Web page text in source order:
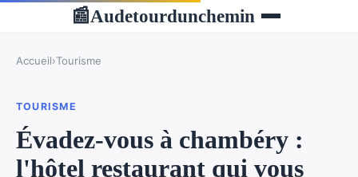
📰Audetourdunchemin
Accueil›Tourisme
TOURISME
Évadez-vous à chambéry :
l'hôtel restaurant qui vous